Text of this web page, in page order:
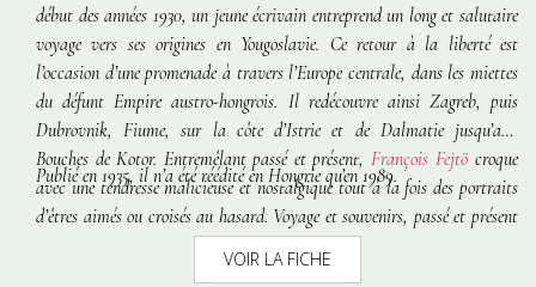
début des années 1930, un jeune écrivain entreprend un long et salutaire
voyage vers ses origines en Yougoslavie. Ce retour à la liberté est
l’occasion d’une promenade à travers l’Europe centrale, dans les miettes
du défunt Empire austro-hongrois. Il redécouvre ainsi Zagreb, puis
Dubrovnik, Fiume, sur la côte d’Istrie et de Dalmatie jusqu’aux
Bouches de Kotor. Entremêlant passé et présent, François Fejtö croque
avec une tendresse malicieuse et nostalgique tout à la fois des portraits
d’êtres aimés ou croisés au hasard. Voyage et souvenirs, passé et présent
se succèdent au fil des pages organisées comme un journal de voyage.
Volontairement lyrique, le livre révèle un aspect peu connu de cet
Publié en 1935, il n’a été réédité en Hongrie qu’en 1989.
VOIR LA FICHE